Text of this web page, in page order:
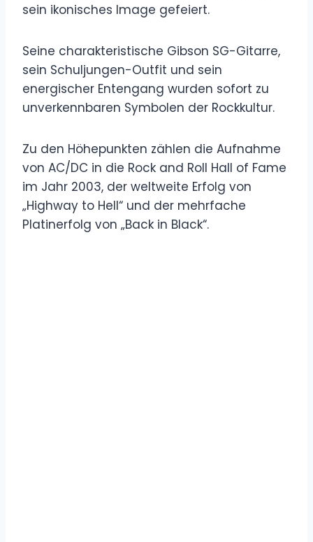
sein ikonisches Image gefeiert.
Seine charakteristische Gibson SG-Gitarre,
sein Schuljungen-Outfit und sein
energischer Entengang wurden sofort zu
unverkennbaren Symbolen der Rockkultur.
Zu den Höhepunkten zählen die Aufnahme
von AC/DC in die Rock and Roll Hall of Fame
im Jahr 2003, der weltweite Erfolg von
„Highway to Hell“ und der mehrfache
Platinerfolg von „Back in Black“.